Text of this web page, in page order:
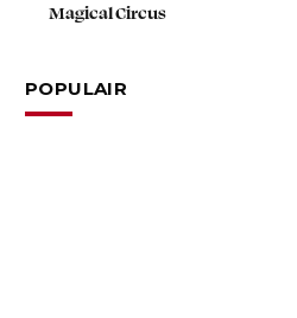
Magical Circus
POPULAIR